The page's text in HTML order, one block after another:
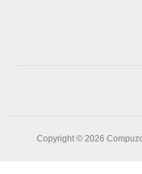
Copyright © 2026